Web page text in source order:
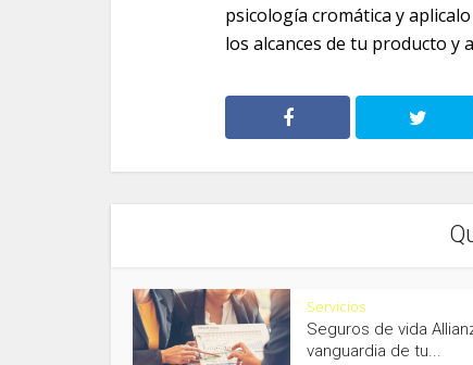
psicología cromática y
los alcances de tu producto y
Servicios
Seguros de vida
vanguardia de tu...